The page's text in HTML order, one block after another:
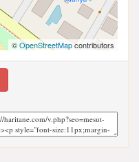
©OpenStreetMapcontributors